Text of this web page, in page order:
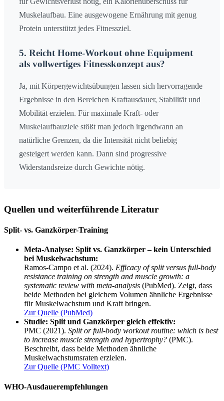
Muskelaufbau. Eine ausgewogene Ernährung mit genug
Protein unterstützt jedes Fitnessziel.
5. Reicht Home-Workout ohne Equipment
als vollwertiges Fitnesskonzept aus?
Ja, mit Körpergewichtsübungen lassen sich hervorragende
Ergebnisse in den Bereichen Kraftausdauer, Stabilität und
Mobilität erzielen. Für maximale Kraft- oder
Muskelaufbauziele stößt man jedoch irgendwann an
natürliche Grenzen, da die Intensität nicht beliebig
gesteigert werden kann. Dann sind progressive
Widerstandsreize durch Gewichte nötig.
Quellen und weiterführende Literatur
Split- vs. Ganzkörper-Training
Meta-Analyse: Split vs. Ganzkörper – kein Unterschied
bei Muskelwachstum:
Ramos-Campo et al. (2024). Efficacy of split versus full-body
resistance training on strength and muscle growth: a
systematic review with meta-analysis (PubMed). Zeigt, dass
beide Methoden bei gleichem Volumen ähnliche Ergebnisse
für Muskelwachstum und Kraft bringen.
Zur Quelle (PubMed)
Studie: Split und Ganzkörper gleich effektiv:
PMC (2021). Split or full-body workout routine: which is best
to increase muscle strength and hypertrophy? (PMC).
Beschreibt, dass beide Methoden ähnliche
Muskelwachstumsraten erzielen.
Zur Quelle (PMC Volltext)
WHO-Ausdauerempfehlungen